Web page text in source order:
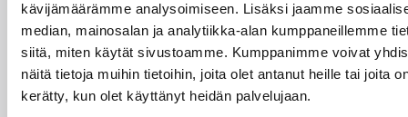
kävijämäärämme analysoimiseen. Lisäksi jaamme
median, mainosalan ja analytiikka-alan kumppaneillemme
siitä, miten käytät sivustoamme. Kumppanimme voivat
näitä tietoja muihin tietoihin, joita olet antanut heille tai joita
kerätty, kun olet käyttänyt heidän palvelujaan.
EM-kilpailut 08.08.2026 00:37
Suomen 16-vuotiaat pojat
voittivat Luxemburgin – EM-